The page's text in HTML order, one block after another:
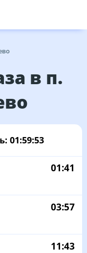
в п.
01:59:53
01:41
03:57
11:43